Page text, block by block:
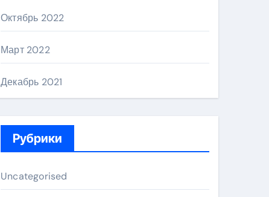
Октябрь 2022
Март 2022
Декабрь 2021
Рубрики
Uncategorised